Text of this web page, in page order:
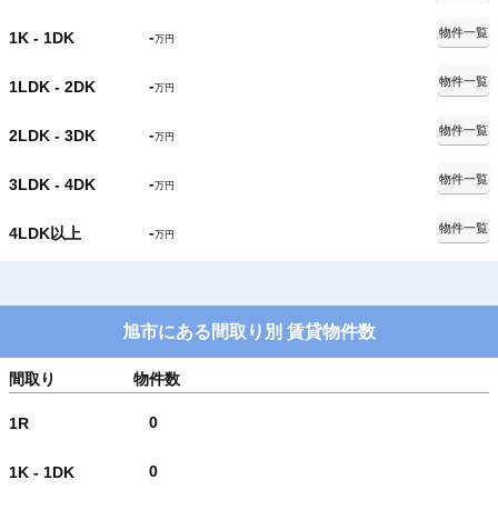
1K - 1DK -万円
物件一覧
1LDK - 2DK -万円
物件一覧
2LDK - 3DK -万円
物件一覧
3LDK - 4DK -万円
物件一覧
4LDK以上 -万円
物件一覧
旭市にある間取り別 賃貸物件数
間取り 物件数
1R 0
1K - 1DK 0